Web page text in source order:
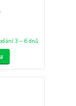
3 – 6 dnů